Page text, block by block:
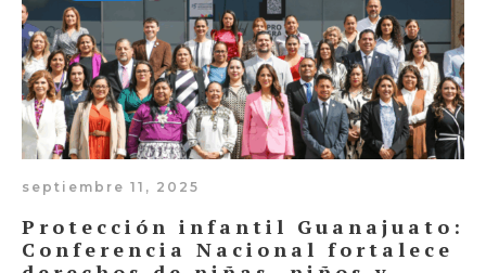
septiembre 11, 2025
Protección infantil Guanajuato:
Conferencia Nacional fortalece